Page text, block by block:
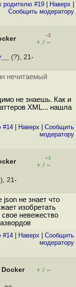
родителю #19 Наверх
Cообщить модератору
–2
+ / –
(?), 21-
нечитаемый
не знаешь. Как и
XML... нашла
#14 Наверх
Cообщить
модератору
+3
+ / –
21-
json не знает что
изобретать
невежество
#14 Наверх
Cообщить
модератору
+ / –